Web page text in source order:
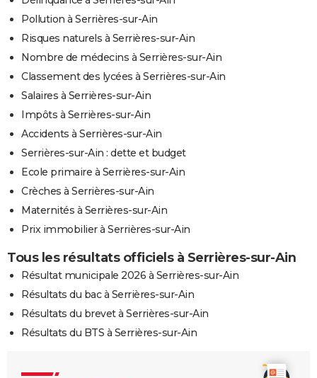
Pollution à Serrières-sur-Ain
Risques naturels à Serrières-sur-Ain
Nombre de médecins à Serrières-sur-Ain
Classement des lycées à Serrières-sur-Ain
Salaires à Serrières-sur-Ain
Impôts à Serrières-sur-Ain
Accidents à Serrières-sur-Ain
Serrières-sur-Ain : dette et budget
Ecole primaire à Serrières-sur-Ain
Crèches à Serrières-sur-Ain
Maternités à Serrières-sur-Ain
Prix immobilier à Serrières-sur-Ain
Tous les résultats officiels à Serrières-sur-Ain
Résultat municipale 2026 à Serrières-sur-Ain
Résultats du bac à Serrières-sur-Ain
Résultats du brevet à Serrières-sur-Ain
Résultats du BTS à Serrières-sur-Ain